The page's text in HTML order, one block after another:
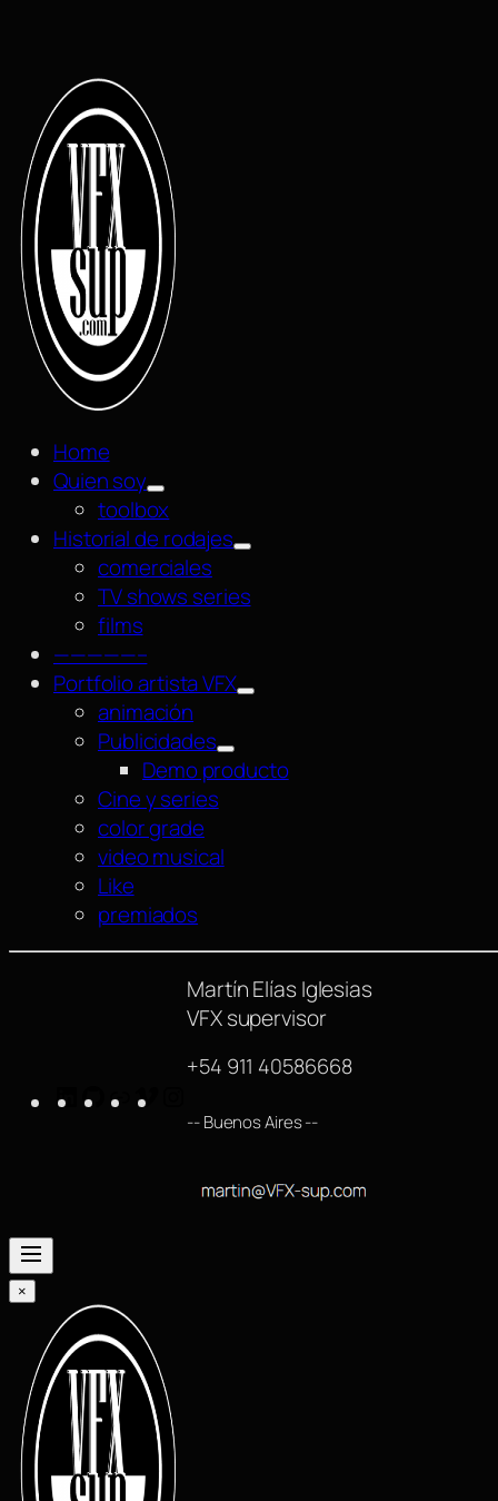
Home
Quien soy
toolbox
Historial de rodajes
comerciales
TV shows series
films
—————–
Portfolio artista VFX
animación
Publicidades
Demo producto
Cine y series
color grade
video musical
Like
premiados
LinkedIn
GitHubhttps://www.imdb.com/name/
Martín Elías Iglesias
VFX supervisor
+54 911 40586668
-- Buenos Aires --
×